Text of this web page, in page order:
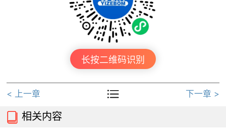
长按二维码识别
< 上一章  下一章 >
 相关内容